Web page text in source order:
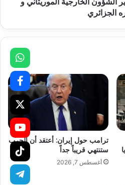
الجزائري
ترامب حول إيران: أعتقد أن الحرب
ستنتهي قريباً جداً
أغسطس 7, 2026